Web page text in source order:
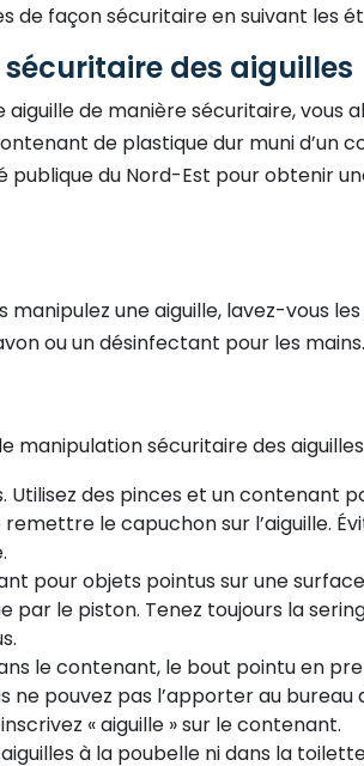
de façon sécuritaire en suivant les
des aiguilles
de manière sécuritaire, vous
de plastique dur muni d’un
publique du Nord-Est pour obtenir
manipulez une aiguille, lavez-vous
ou un désinfectant pour les mains.
manipulation sécuritaire des
Utilisez des pinces et un contenant
remettre le capuchon sur l’aiguille.
pour objets pointus sur une
par le piston. Tenez toujours la
le contenant, le bout pointu en
ne pouvez pas l’apporter au bureau
« aiguille » sur le contenant.
à la poubelle ni dans la